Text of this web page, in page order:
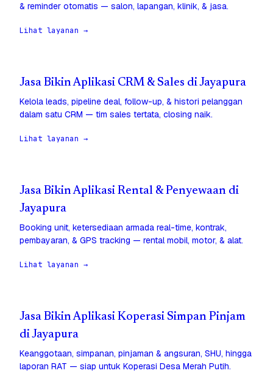
& reminder otomatis — salon, lapangan, klinik, & jasa.
Lihat layanan →
Jasa Bikin Aplikasi CRM & Sales di Jayapura
Kelola leads, pipeline deal, follow-up, & histori pelanggan
dalam satu CRM — tim sales tertata, closing naik.
Lihat layanan →
Jasa Bikin Aplikasi Rental & Penyewaan di
Jayapura
Booking unit, ketersediaan armada real-time, kontrak,
pembayaran, & GPS tracking — rental mobil, motor, & alat.
Lihat layanan →
Jasa Bikin Aplikasi Koperasi Simpan Pinjam
di Jayapura
Keanggotaan, simpanan, pinjaman & angsuran, SHU, hingga
laporan RAT — siap untuk Koperasi Desa Merah Putih.